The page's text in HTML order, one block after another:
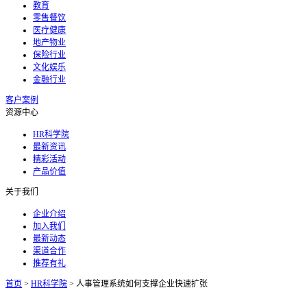
教育
零售餐饮
医疗健康
地产物业
保险行业
文化娱乐
金融行业
客户案例
资源中心
HR科学院
最新资讯
精彩活动
产品价值
关于我们
企业介绍
加入我们
最新动态
渠道合作
推荐有礼
首页 > HR科学院 > 人事管理系统如何支撑企业快速扩张